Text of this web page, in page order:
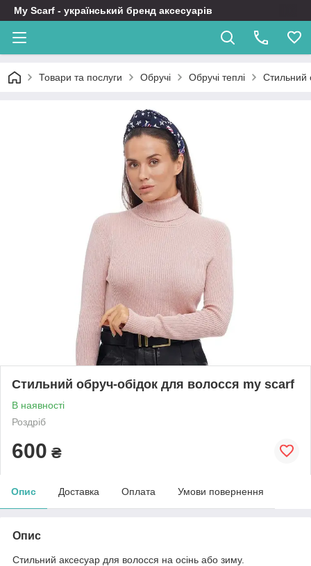
My Scarf - український бренд аксесуарів
Товари та послуги Обручі Обручі теплі Стильний
Стильний обруч-обідок для волосся my scarf
В наявності
Роздріб
600 ₴
Опис Доставка Оплата Умови повернення
Опис
Стильний аксесуар для волосся на осінь або зиму.